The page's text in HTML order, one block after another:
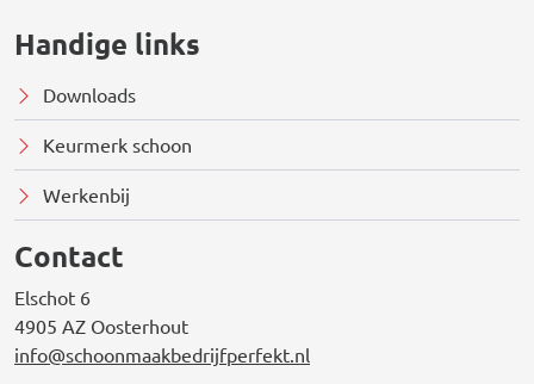
Handige links
Downloads
Keurmerk schoon
Werkenbij
Contact
Elschot 6
4905 AZ Oosterhout
info@schoonmaakbedrijfperfekt.nl